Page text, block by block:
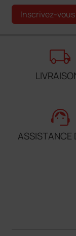
Inscrivez-vous
local_shipping
support_agent
ASSISTANCE